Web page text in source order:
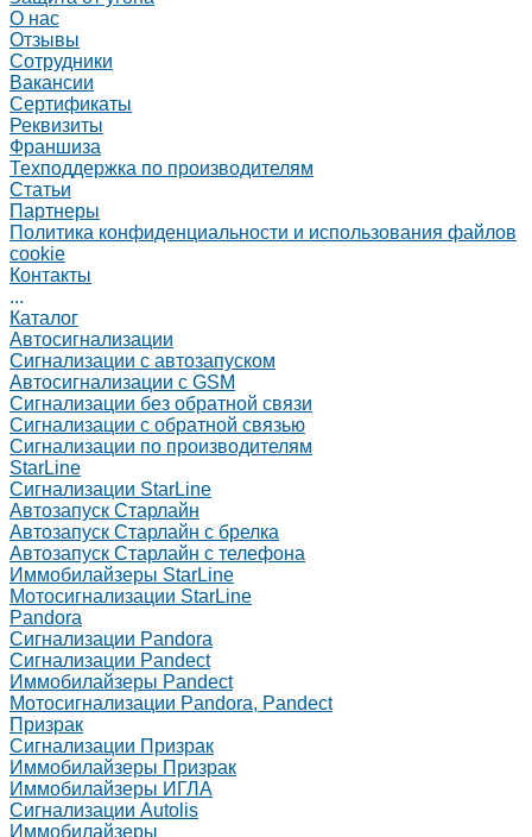
О нас
Отзывы
Сотрудники
Вакансии
Сертификаты
Реквизиты
Франшиза
Техподдержка по производителям
Статьи
Партнеры
Политика конфиденциальности и использования файлов
cookie
Контакты
...
Каталог
Автосигнализации
Сигнализации с автозапуском
Автосигнализации с GSM
Сигнализации без обратной связи
Сигнализации с обратной связью
Сигнализации по производителям
StarLine
Сигнализации StarLine
Автозапуск Старлайн
Автозапуск Старлайн с брелка
Автозапуск Старлайн с телефона
Иммобилайзеры StarLine
Мотосигнализации StarLine
Pandora
Сигнализации Pandora
Сигнализации Pandect
Иммобилайзеры Pandect
Мотосигнализации Pandora, Pandect
Призрак
Сигнализации Призрак
Иммобилайзеры Призрак
Иммобилайзеры ИГЛА
Сигнализации Autolis
Иммобилайзеры